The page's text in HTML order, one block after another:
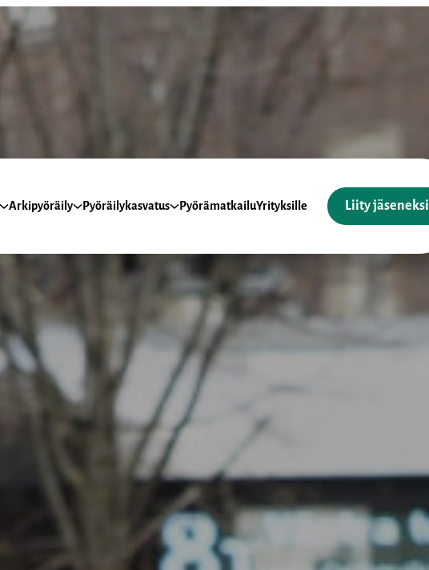
Arkipyöräily Pyöräilykasvatus PyörämatkailuYrityksille Liity jäseneksi